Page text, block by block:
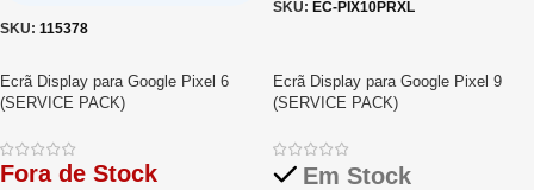
SKU: 115378
SKU: EC-PIX10PRXL
Ecrã Display para Google Pixel 6
(SERVICE PACK)
Fora de Stock
Ecrã Display para Google Pixel 9
(SERVICE PACK)
Em Stock